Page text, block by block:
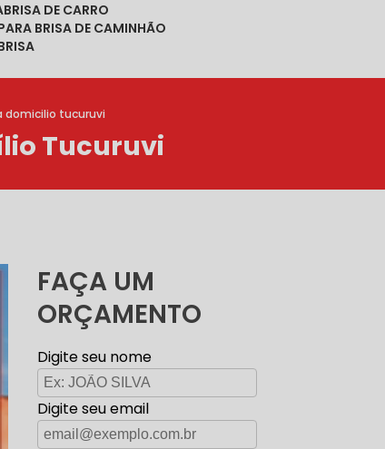
DE CARRO
BRISA DE CAMINHÃO
domicilio tucuruvi
Tucuruvi
FAÇA UM
ORÇAMENTO
Digite seu nome
Digite seu email